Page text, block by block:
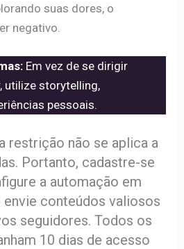
suas dores, o
negativo.
Em vez de se dirigir
utilize storytelling,
pessoais.
restrição não se aplica a
Portanto, cadastre-se
a automação em
conteúdos valiosos
seguidores. Todos os
10 dias de acesso